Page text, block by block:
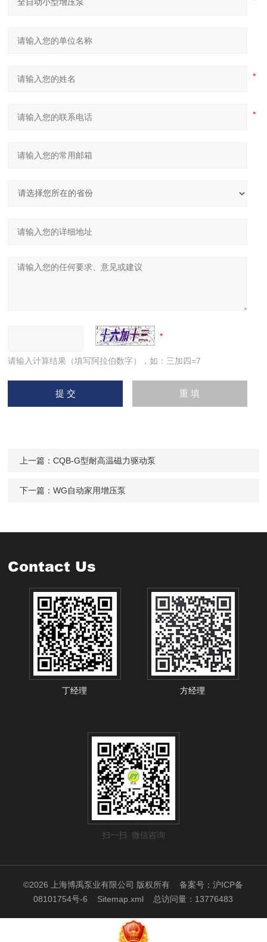
请输入计算结果（填写阿拉伯数字），如：三加四=7
上一篇：CQB-G型耐高温磁力驱动泵
下一篇：WG自动家用增压泵
Contact Us
丁经理 方经理
扫一扫 微信咨询
©2026 上海博禹泵业有限公司 版权所有备案号：沪ICP备
08101754号-6
Sitemap.xml 总访问量：13776483